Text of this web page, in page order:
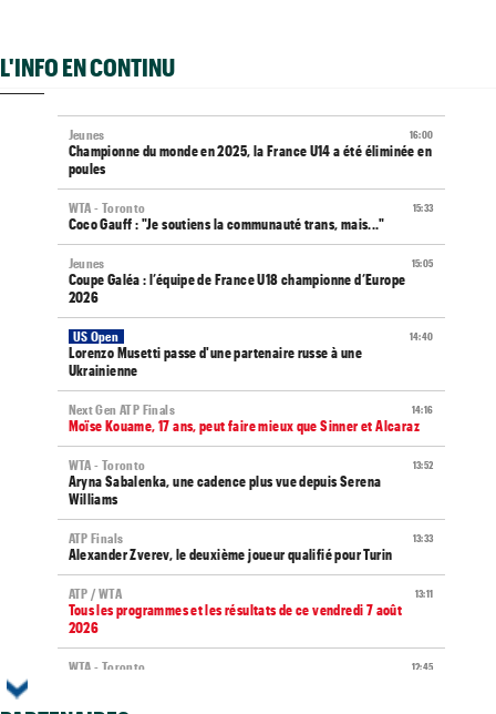
L'INFO EN CONTINU
16:00
Jeunes
Championne du monde en 2025, la France U14 a été éliminée en
poules
15:33
WTA - Toronto
Coco Gauff : "Je soutiens la communauté trans, mais..."
15:05
Jeunes
Coupe Galéa : l’équipe de France U18 championne d’Europe
2026
14:40
US Open
Lorenzo Musetti passe d'une partenaire russe à une
Ukrainienne
14:16
Next Gen ATP Finals
Moïse Kouame, 17 ans, peut faire mieux que Sinner et Alcaraz
13:52
WTA - Toronto
Aryna Sabalenka, une cadence plus vue depuis Serena
Williams
13:33
ATP Finals
Alexander Zverev, le deuxième joueur qualifié pour Turin
13:11
ATP / WTA
Tous les programmes et les résultats de ce vendredi 7 août
2026
12:45
WTA - Toronto